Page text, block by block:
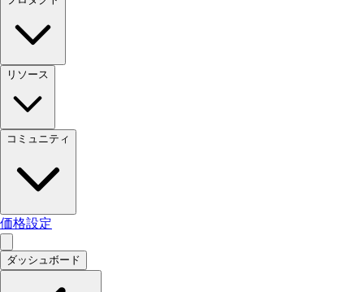
リソース
コミュニティ
価格設定
ダッシュボード